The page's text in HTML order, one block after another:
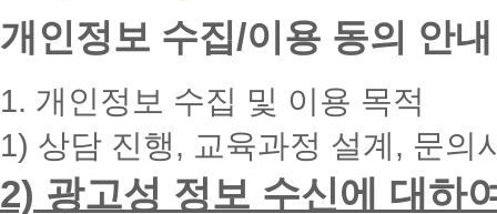
청
대
폰
입
력
개인정보 수집/이용 동의 안내
1. 개인정보 수집 및 이용 목적
1) 상담 진행, 교육과정 설계, 문의
2) 광고성 정보 수신에 대하